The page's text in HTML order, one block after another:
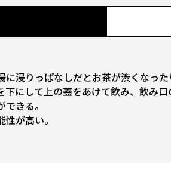
浸りっぱなしだとお茶が渋くなっ
にして上の蓋をあけて飲み、飲み
きる。
が高い。